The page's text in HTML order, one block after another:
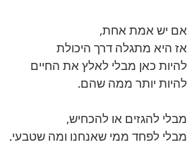
אם יש אמת אחת,
אז היא מתגלה דרך היכולת
להיות כאן מבלי לאלץ את החיים
להיות יותר ממה שהם.
מבלי להגזים או להכחיש,
מבלי לפחד ממי שאנחנו ומה שטבעי.